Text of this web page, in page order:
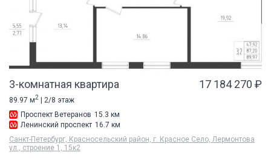
3-комнатная квартира 17 184 270 ₽
89.97 м2
| 2/8 этаж
Проспект Ветеранов 15.3 км
Ленинский проспект 16.7 км
Санкт-Петербург, Красносельский район, г. Красное Село, Лермонтова
ул., строение 1, 15к2